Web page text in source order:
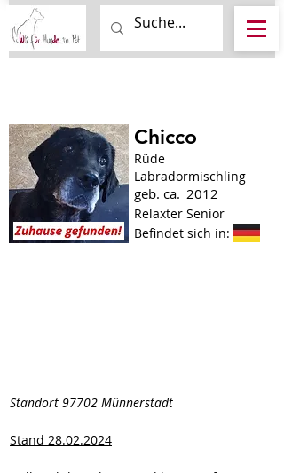
Chicco
Rüde
Labradormischling
geb. ca. 2012
Relaxter Senior
Befindet sich in:
Standort 97702 Münnerstadt
Stand 28.02.2024